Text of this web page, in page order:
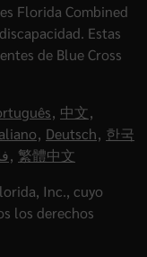
Florida Combined
Estas
de Blue Cross
, 中文,
, Deutsch, 한국
, 繁體中文
Inc., cuyo
los derechos